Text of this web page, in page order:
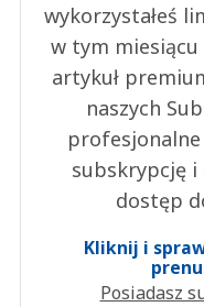
wykorzystałeś
w tym
artykuł
naszych
subskrypcję i
dostęp
Kliknij i
Posiadasz